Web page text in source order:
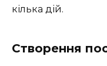
кілька дій.
Створення